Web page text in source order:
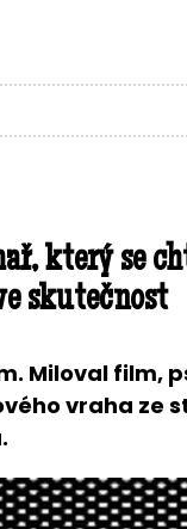
který se
skutečnost
Miloval film,
vraha ze